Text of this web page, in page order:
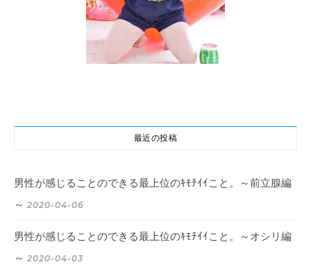
最近の投稿
男性が感じることのできる最上位のｷﾓﾁｲｲこと。～前立腺編
～ 2020-04-06
男性が感じることのできる最上位のｷﾓﾁｲｲこと。～オシリ編
～ 2020-04-03